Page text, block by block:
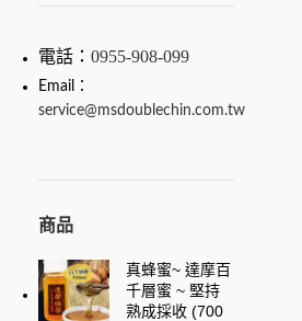
電話：0955-908-099
Email：
service@msdoublechin.com.tw
商品
真蜂蜜~ 達摩百
千層蜜 ~ 堅持
熟成採收 (700